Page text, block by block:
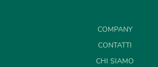
COMPANY
CONTATTI
CHI SIAMO